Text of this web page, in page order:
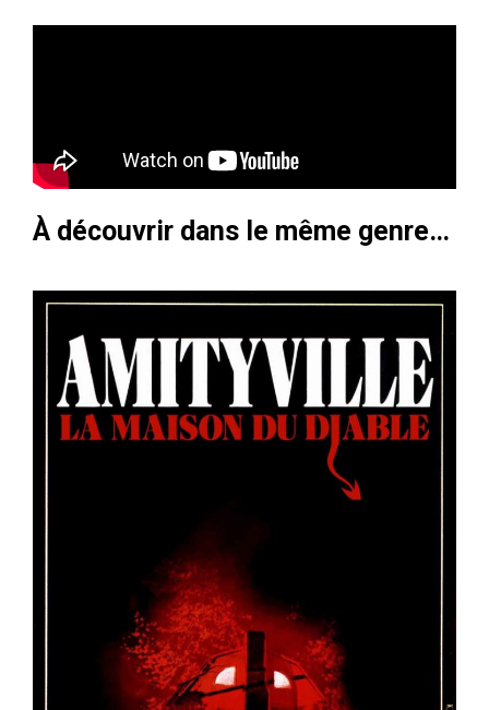
À découvrir dans le même genre…